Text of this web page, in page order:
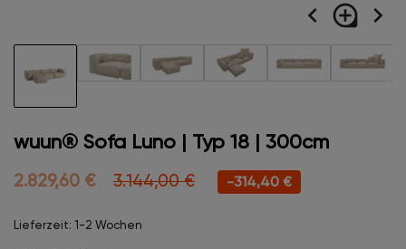
navigate_before loupe navigate_next
wuun® Sofa Luno | Typ 18 | 300cm
2.829,60 € 3.144,00 € -314,40 €
Lieferzeit: 1-2 Wochen